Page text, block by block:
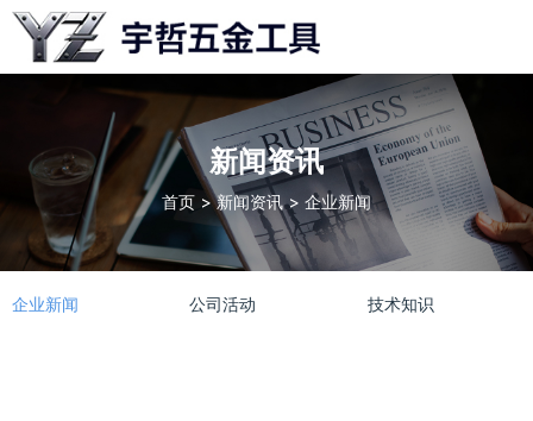
+86 18552520090
周一至周五: 8AM - 5PM
新闻资讯
首页 >新闻资讯 > 企业新闻
企业新闻 公司活动 技术知识